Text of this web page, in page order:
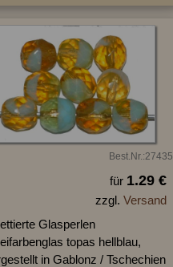
Best.Nr.:27435
für 1.29 €
zzgl. Versand
Glasperlen
topas hellblau,
in Gablonz / Tschechien